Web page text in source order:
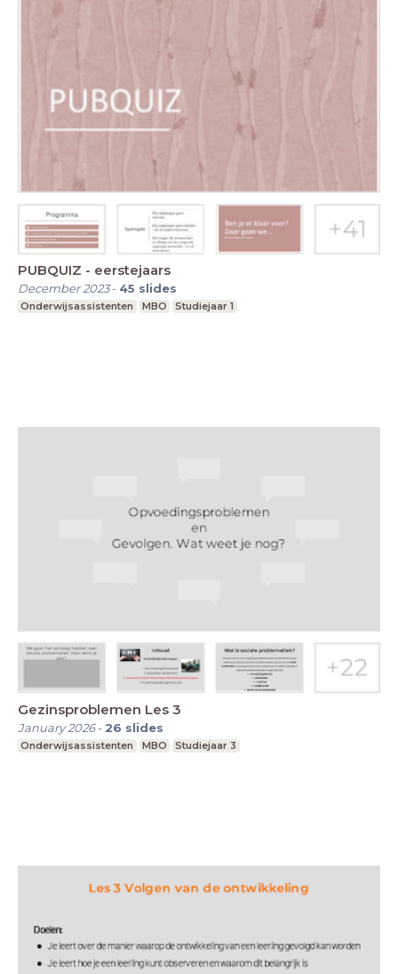
PUBQUIZ - eerstejaars
December 2023- 45 slides
Onderwijsassistenten MBO Studiejaar 1
Gezinsproblemen Les 3
January 2026- 26 slides
Onderwijsassistenten MBO Studiejaar 3